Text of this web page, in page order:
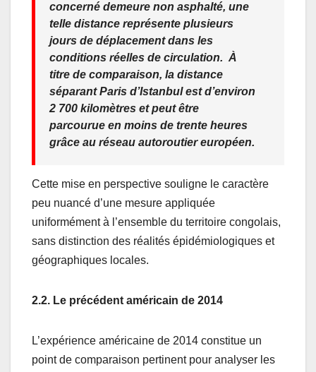
concerné demeure non asphalté, une
telle distance représente plusieurs
jours de déplacement dans les
conditions réelles de circulation. À
titre de comparaison, la distance
séparant Paris d’Istanbul est d’environ
2 700 kilomètres et peut être
parcourue en moins de trente heures
grâce au réseau autoroutier européen.
Cette mise en perspective souligne le caractère
peu nuancé d’une mesure appliquée
uniformément à l’ensemble du territoire congolais,
sans distinction des réalités épidémiologiques et
géographiques locales.
2.2. Le précédent américain de 2014
L’expérience américaine de 2014 constitue un
point de comparaison pertinent pour analyser les